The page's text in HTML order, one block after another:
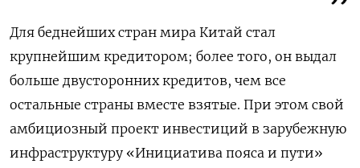
Для беднейших стран мира Китай стал
крупнейшим кредитором; более того, он выдал
больше двусторонних кредитов, чем все
остальные страны вместе взятые. При этом свой
амбициозный проект инвестиций в зарубежную
инфраструктуру «Инициатива пояса и пути»